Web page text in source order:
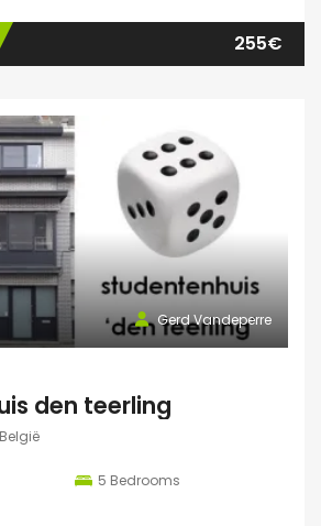
255€
Gerd Vandeperre
den teerling
5 Bedrooms